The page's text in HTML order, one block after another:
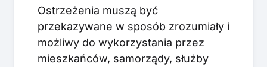
Ostrzeżenia muszą być
przekazywane w sposób zrozumiały i
możliwy do wykorzystania przez
mieszkańców, samorządy, służby